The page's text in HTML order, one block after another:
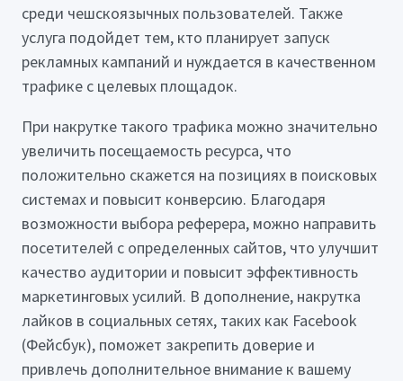
среди чешскоязычных пользователей. Также
услуга подойдет тем, кто планирует запуск
рекламных кампаний и нуждается в качественном
трафике с целевых площадок.
При накрутке такого трафика можно значительно
увеличить посещаемость ресурса, что
положительно скажется на позициях в поисковых
системах и повысит конверсию. Благодаря
возможности выбора реферера, можно направить
посетителей с определенных сайтов, что улучшит
качество аудитории и повысит эффективность
маркетинговых усилий. В дополнение, накрутка
лайков в социальных сетях, таких как Facebook
(Фейсбук), поможет закрепить доверие и
привлечь дополнительное внимание к вашему